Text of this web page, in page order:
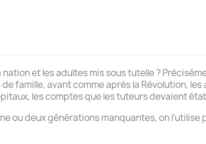
et les adultes mis sous tutelle ?
famille, avant comme après la Révolution,
les comptes que les tuteurs devaient
ou deux générations manquantes, on